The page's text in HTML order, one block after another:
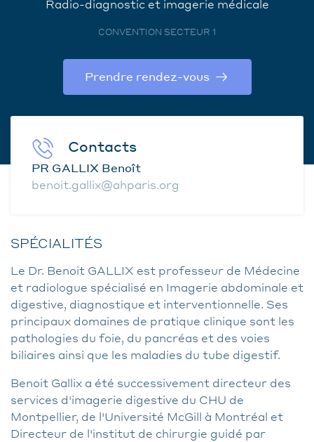
Radio-diagnostic et imagerie médicale
CONVENTION SECTEUR 1
Prendre rendez-vous
Contacts
PR GALLIX Benoît
benoit.gallix@ahparis.org
SPÉCIALITÉS
Le Dr. Benoit GALLIX est professeur de Médecine
et radiologue spécialisé en Imagerie abdominale et
digestive, diagnostique et interventionnelle. Ses
principaux domaines de pratique clinique sont les
pathologies du foie, du pancréas et des voies
biliaires ainsi que les maladies du tube digestif.
Benoit Gallix a été successivement directeur des
services d'imagerie digestive du CHU de
Montpellier, de l'Université McGill à Montréal et
Directeur de l'institut de chirurgie guidé par